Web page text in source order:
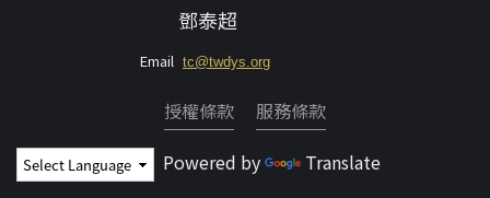
鄧泰超
Email tc@twdys.org
授權條款
服務條款
Powered by
Translate